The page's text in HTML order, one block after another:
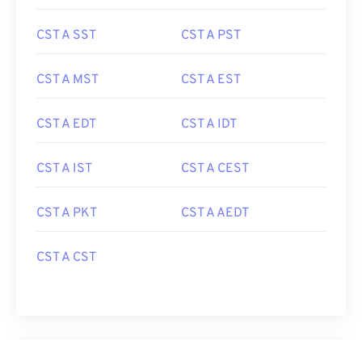
CST A SST CST A PST
CST A MST CST A EST
CST A EDT CST A IDT
CST A IST CST A CEST
CST A PKT CST A AEDT
CST A CST